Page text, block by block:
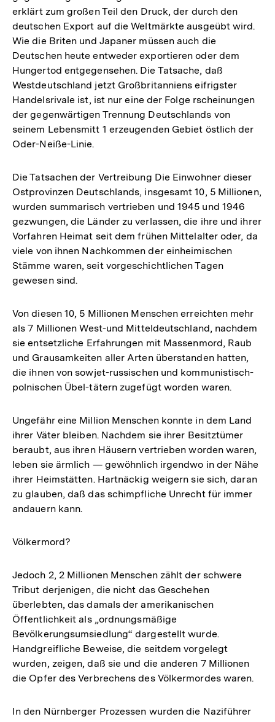
erklärt zum großen Teil den Druck, der durch den
deutschen Export auf die Weltmärkte ausgeübt wird.
Wie die Briten und Japaner müssen auch die
Deutschen heute entweder exportieren oder dem
Hungertod entgegensehen. Die Tatsache, daß
Westdeutschland jetzt Großbritanniens eifrigster
Handelsrivale ist, ist nur eine der Folge rscheinungen
der gegenwärtigen Trennung Deutschlands von
seinem Lebensmitt 1 erzeugenden Gebiet östlich der
Oder-Neiße-Linie.
Die Tatsachen der Vertreibung Die Einwohner dieser
Ostprovinzen Deutschlands, insgesamt 10, 5 Millionen,
wurden summarisch vertrieben und 1945 und 1946
gezwungen, die Länder zu verlassen, die ihre und ihrer
Vorfahren Heimat seit dem frühen Mittelalter oder, da
viele von ihnen Nachkommen der einheimischen
Stämme waren, seit vorgeschichtlichen Tagen
gewesen sind.
Von diesen 10, 5 Millionen Menschen erreichten mehr
als 7 Millionen West-und Mitteldeutschland, nachdem
sie entsetzliche Erfahrungen mit Massenmord, Raub
und Grausamkeiten aller Arten überstanden hatten,
die ihnen von sowjet-russischen und kommunistisch-
polnischen Übel-tätern zugefügt worden waren.
Ungefähr eine Million Menschen konnte in dem Land
ihrer Väter bleiben. Nachdem sie ihrer Besitztümer
beraubt, aus ihren Häusern vertrieben worden waren,
leben sie ärmlich — gewöhnlich irgendwo in der Nähe
ihrer Heimstätten. Hartnäckig weigern sie sich, daran
zu glauben, daß das schimpfliche Unrecht für immer
andauern kann.
Völkermord?
Jedoch 2, 2 Millionen Menschen zählt der schwere
Tribut derjenigen, die nicht das Geschehen
überlebten, das damals der amerikanischen
Öffentlichkeit als „ordnungsmäßige
Bevölkerungsumsiedlung“ dargestellt wurde.
Handgreifliche Beweise, die seitdem vorgelegt
wurden, zeigen, daß sie und die anderen 7 Millionen
die Opfer des Verbrechens des Völkermordes waren.
In den Nürnberger Prozessen wurden die Naziführer